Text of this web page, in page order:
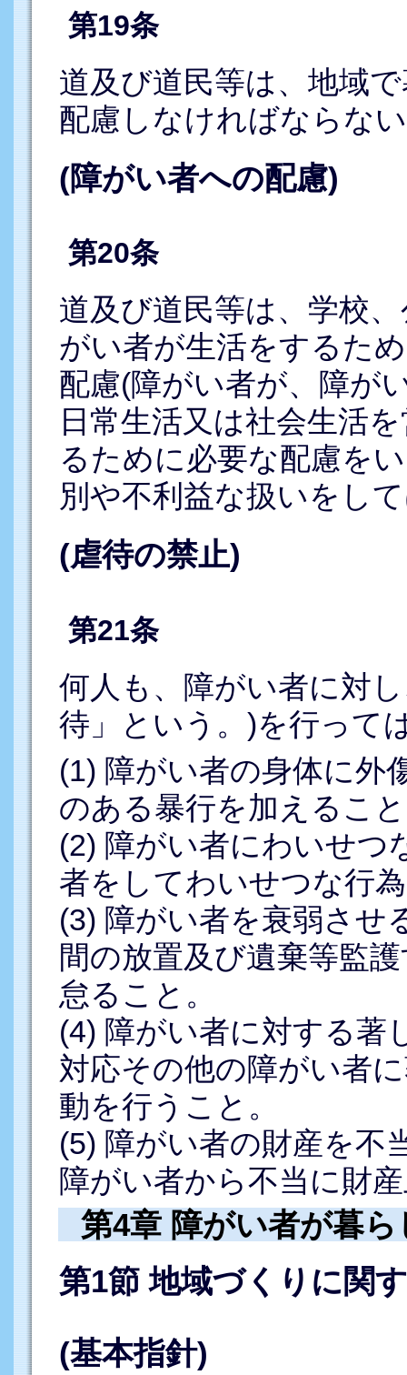
第19条
道及び道民等は、地域
配慮しなければならな
(障がい者への配慮)
第20条
道及び道民等は、学校
がい者が生活をするた
配慮(障がい者が、障が
日常生活又は社会生活
るために必要な配慮を
別や不利益な扱いをし
(虐待の禁止)
第21条
何人も、障がい者に対
待」という。)を行って
(1) 障がい者の身体に外
のある暴行を加えるこ
(2) 障がい者にわいせつ
者をしてわいせつな行
(3) 障がい者を衰弱させ
間の放置及び遺棄等監
怠ること。
(4) 障がい者に対する著
対応その他の障がい者
動を行うこと。
(5) 障がい者の財産を不
障がい者から不当に財
第4章 障がい者が暮
第1節 地域づくりに関
(基本指針)